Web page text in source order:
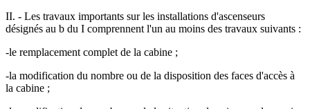
II. - Les travaux importants sur les installations d'ascenseurs
désignés au b du I comprennent l'un au moins des travaux suivants :
-le remplacement complet de la cabine ;
-la modification du nombre ou de la disposition des faces d'accès à
la cabine ;